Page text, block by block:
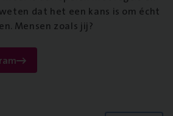
dat het een kans is om écht
Mensen zoals jij?